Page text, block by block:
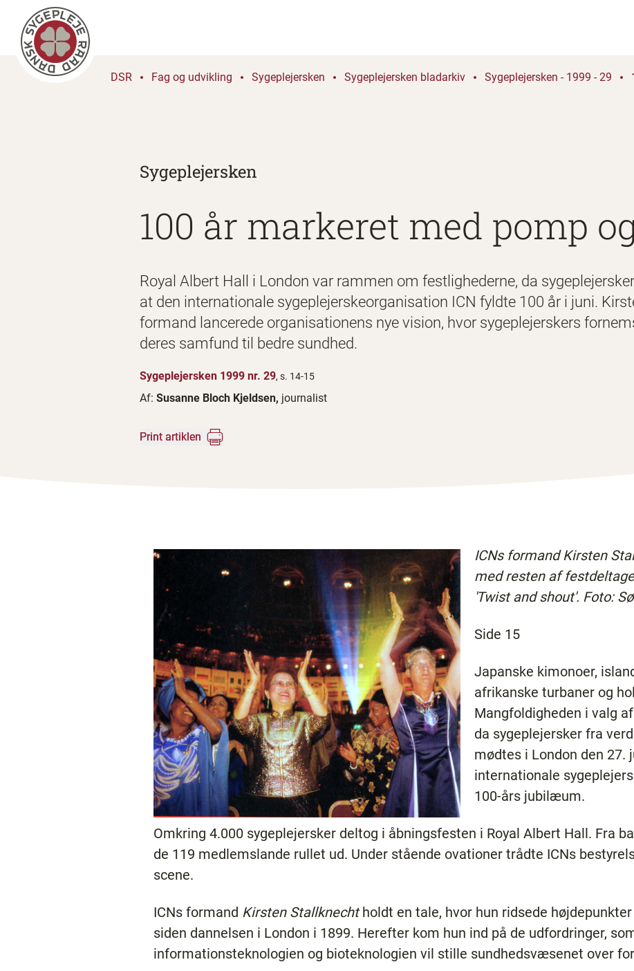
DSR Fag og udvikling Sygeplejersken Sygeplejersken bladarkiv Sygeplejersken - 1999 - 29
Sygeplejersken
100 år markeret med pomp
Royal Albert Hall i London var rammen om festlighederne, da
at den internationale sygeplejerskeorganisation ICN fyldte 100 år i juni.
formand lancerede organisationens nye vision, hvor sygeplejerskers
deres samfund til bedre sundhed.
Sygeplejersken 1999 nr. 29, s. 14-15
Af: Susanne Bloch Kjeldsen, journalist
Print artiklen
ICNs formand Kirsten
med resten af
'Twist and shout'. Foto:
Side 15
Japanske kimonoer,
afrikanske turbaner og
Mangfoldigheden i valg
da sygeplejersker fra
mødtes i London den 27.
internationale
100-års jubilæum.
Omkring 4.000 sygeplejersker deltog i åbningsfesten i Royal Albert Hall. Fra
de 119 medlemslande rullet ud. Under stående ovationer trådte ICNs
scene.
ICNs formand Kirsten Stallknechtholdt en tale, hvor hun ridsede
siden dannelsen i London i 1899. Herefter kom hun ind på de udfordringer,
informationsteknologien og bioteknologien vil stille sundhedsvæsenet over